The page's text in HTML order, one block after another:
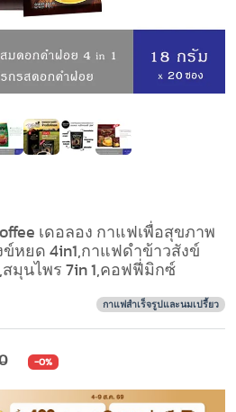
เดอลอง กาแฟเพื่อสุขภาพ
หยด 4in1,กาแฟดำข้าวสังข์
มุนไพร 7in 1,คอฟฟี่มิกซ์
กาแฟสำเร็จรูปและนมเปรี้ยว
-0%